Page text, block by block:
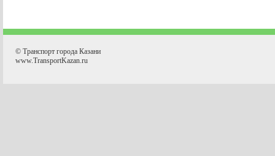
© Транспорт города Казани
www.TransportKazan.ru